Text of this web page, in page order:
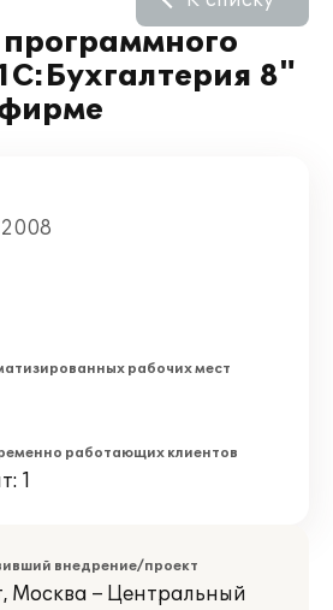
8"
фирме
рабочих мест
работающих клиентов
1
внедрение/проект
Москва – Центральный